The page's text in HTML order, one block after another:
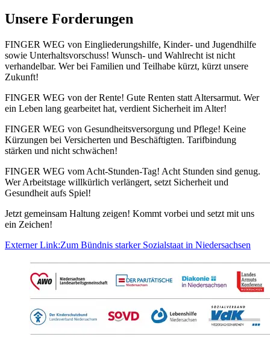
Unsere Forderungen
FINGER WEG von Eingliederungshilfe, Kinder- und Jugendhilfe
sowie Unterhaltsvorschuss! Wunsch- und Wahlrecht ist nicht
verhandelbar. Wer bei Familien und Teilhabe kürzt, kürzt unsere
Zukunft!
FINGER WEG von der Rente! Gute Renten statt Altersarmut. Wer
ein Leben lang gearbeitet hat, verdient Sicherheit im Alter!
FINGER WEG von Gesundheitsversorgung und Pflege! Keine
Kürzungen bei Versicherten und Beschäftigten. Tarifbindung
stärken und nicht schwächen!
FINGER WEG vom Acht-Stunden-Tag! Acht Stunden sind genug.
Wer Arbeitstage willkürlich verlängert, setzt Sicherheit und
Gesundheit aufs Spiel!
Jetzt gemeinsam Haltung zeigen! Kommt vorbei und setzt mit uns
ein Zeichen!
Externer Link:Zum Bündnis starker Sozialstaat in Niedersachsen